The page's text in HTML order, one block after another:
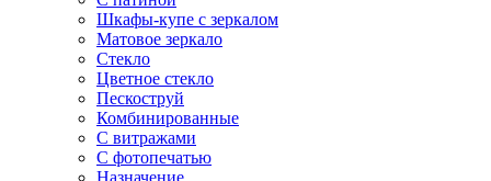
Шкафы-купе с зеркалом
Матовое зеркало
Стекло
Цветное стекло
Пескоструй
Комбинированные
С витражами
С фотопечатью
Назначение